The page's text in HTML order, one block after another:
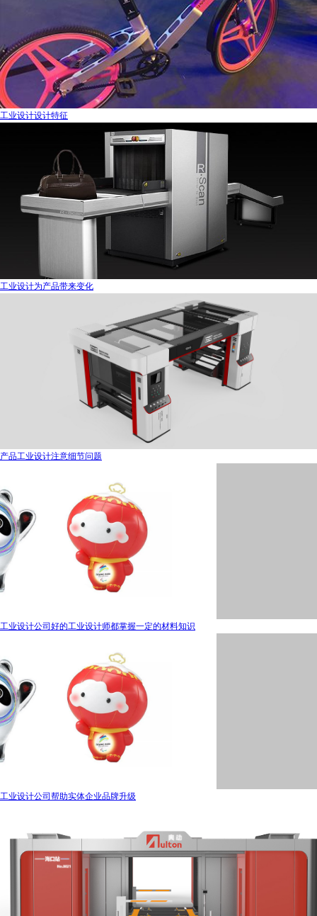
工业设计设计特征
工业设计为产品带来变化
产品工业设计注意细节问题
工业设计公司好的工业设计师都掌握一定的材料知识
工业设计公司帮助实体企业品牌升级